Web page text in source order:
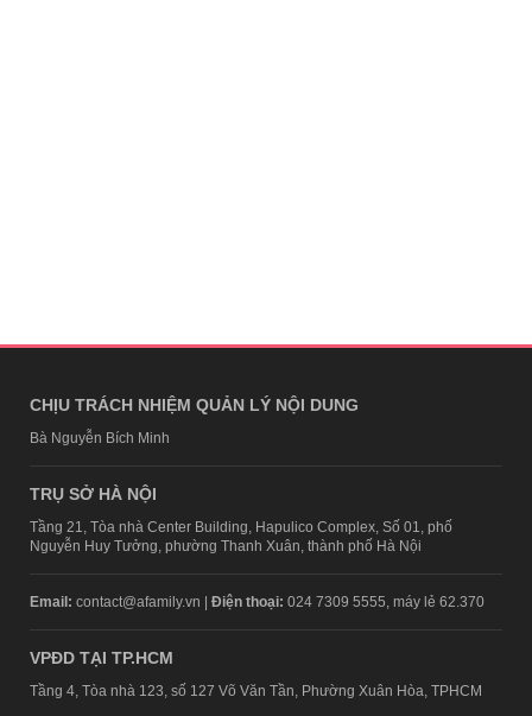
CHỊU TRÁCH NHIỆM QUẢN LÝ NỘI DUNG
Bà Nguyễn Bích Minh
TRỤ SỞ HÀ NỘI
Tầng 21, Tòa nhà Center Building, Hapulico Complex, Số 01, phố
Nguyễn Huy Tưởng, phường Thanh Xuân, thành phố Hà Nội
Email: contact@afamily.vn | Điện thoại: 024 7309 5555, máy lẻ 62.370
VPĐD TẠI TP.HCM
Tầng 4, Tòa nhà 123, số 127 Võ Văn Tần, Phường Xuân Hòa, TPHCM